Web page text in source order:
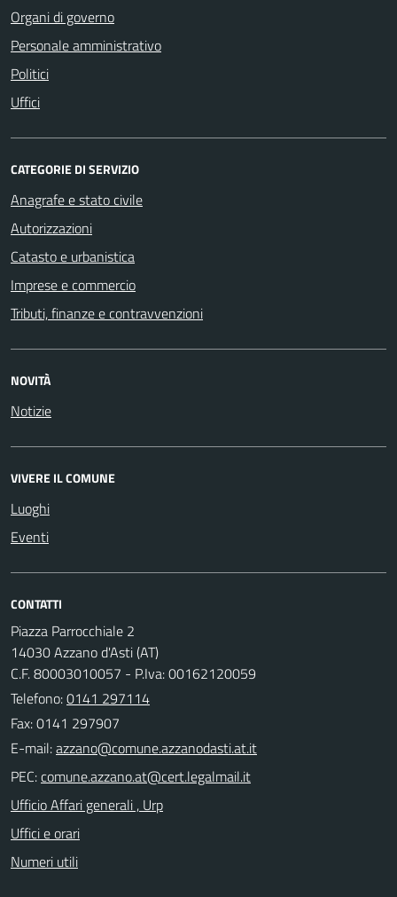
Organi di governo
Personale amministrativo
Politici
Uffici
CATEGORIE DI SERVIZIO
Anagrafe e stato civile
Autorizzazioni
Catasto e urbanistica
Imprese e commercio
Tributi, finanze e contravvenzioni
NOVITÀ
Notizie
VIVERE IL COMUNE
Luoghi
Eventi
CONTATTI
Piazza Parrocchiale 2
14030 Azzano d'Asti (AT)
C.F. 80003010057 - P.Iva: 00162120059
Telefono:0141 297114
Fax: 0141 297907
E-mail:
PEC:
Ufficio Affari generali , Urp
Uffici e orari
Numeri utili